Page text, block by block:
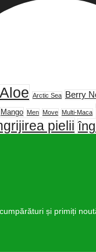
Aloe Arctic Sea Berry
Mango Men Move Multi-Maca
pielii
și primiți